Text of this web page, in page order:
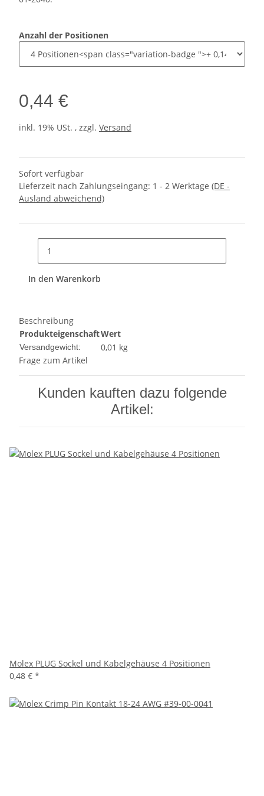
Anzahl der Positionen
0,44 €
inkl. 19% USt. , zzgl. Versand
Sofort verfügbar
Lieferzeit nach Zahlungseingang: 1 - 2 Werktage (DE -
Ausland abweichend)
In den Warenkorb
Beschreibung
ProdukteigenschaftWert
Versandgewicht:
0,01 kg
Frage zum Artikel
Kunden kauften dazu folgende
Artikel:
Molex PLUG Sockel und Kabelgehäuse 4 Positionen
0,48 € *